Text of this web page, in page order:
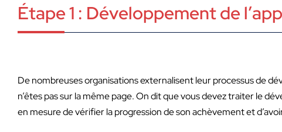
Étape 1 : Développement de
De nombreuses organisations externalisent leur processus de
n’êtes pas sur la même page. On dit que vous devez traiter le
en mesure de vérifier la progression de son achèvement et